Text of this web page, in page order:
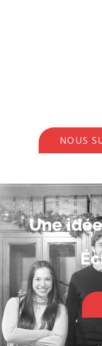
NOUS
Une